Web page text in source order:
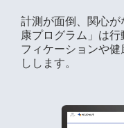
計測が面倒、関心
康プログラム」は
フィケーションや
しします。